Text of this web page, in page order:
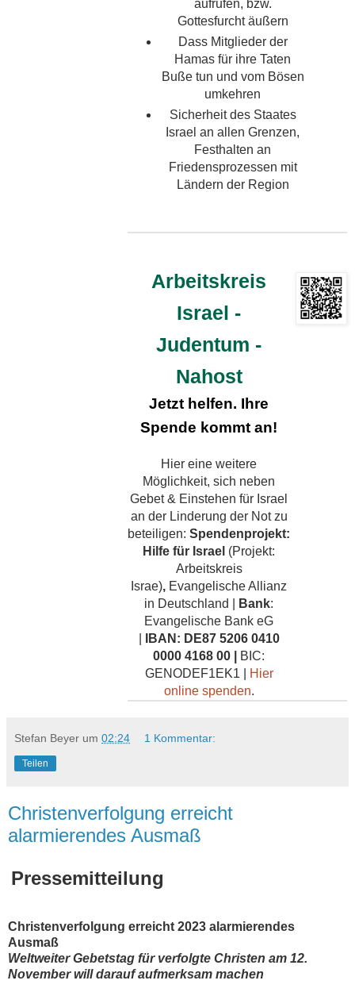
aufrufen, bzw.
Gottesfurcht äußern
Dass Mitglieder der
Hamas für ihre Taten
Buße tun und vom Bösen
umkehren
Sicherheit des Staates
Israel an allen Grenzen,
Festhalten an
Friedensprozessen mit
Ländern der Region
Arbeitskreis
Israel -
Judentum -
Nahost
Jetzt helfen. Ihre
Spende kommt an!
Hier eine weitere
Möglichkeit, sich neben
Gebet & Einstehen für Israel
an der Linderung der Not zu
beteiligen: Spendenprojekt:
Hilfe für Israel (Projekt:
Arbeitskreis
Israe), Evangelische Allianz
in Deutschland |
Bank:
Evangelische Bank eG
IBAN: DE87 5206 0410
0000 4168 00 |
BIC:
GENODEF1EK1 |
Hier
online spenden.
Stefan Beyer um 02:24 1 Kommentar:
Teilen
Christenverfolgung erreicht
alarmierendes Ausmaß
Pressemitteilung
Christenverfolgung erreicht 2023 alarmierendes
Ausmaß
Weltweiter Gebetstag für verfolgte Christen am 12.
November will darauf aufmerksam machen